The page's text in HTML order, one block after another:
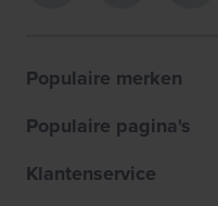
Populaire merken
Populaire pagina's
Klantenservice